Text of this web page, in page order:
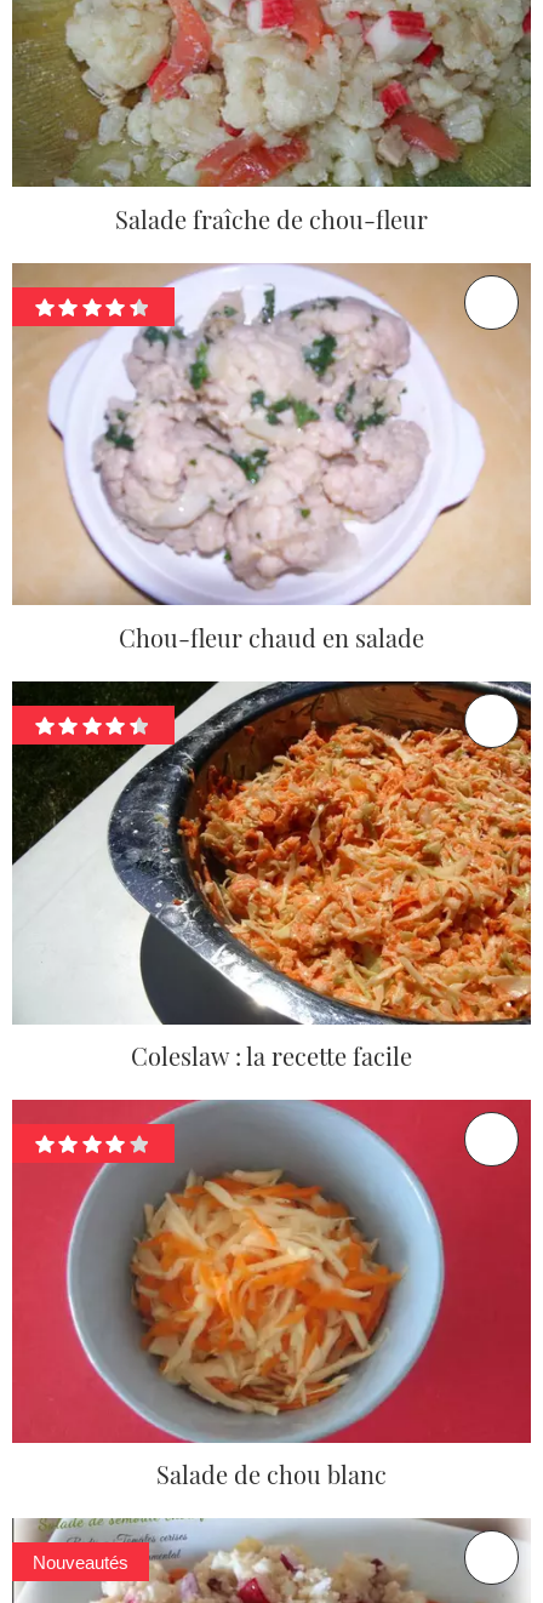
Salade fraîche de chou-fleur
Chou-fleur chaud en salade
Coleslaw : la recette facile
Salade de chou blanc
Nouveautés